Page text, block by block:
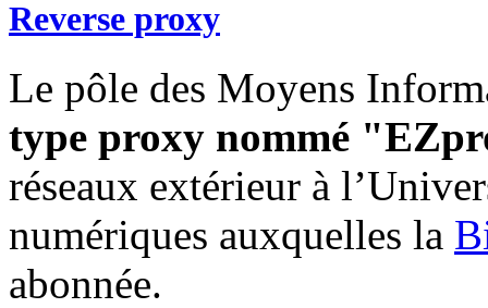
Reverse proxy
Le pôle des Moyens
type proxy nommé
réseaux extérieur à
numériques auxquelles la
abonnée.